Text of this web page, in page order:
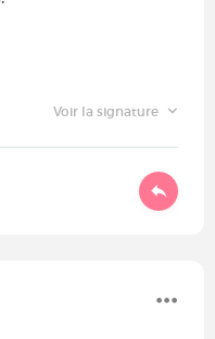
Voir la signature